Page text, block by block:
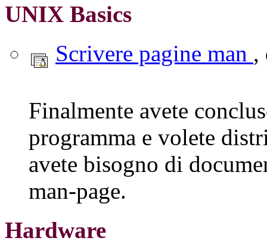
UNIX Basics
Scrivere pagine man ,
Finalmente avete
programma e volete
avete bisogno di
man-page.
Hardware